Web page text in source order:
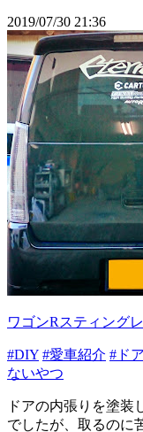
2019/07/30 21:36
ワゴンRスティング
#DIY #愛車紹介 #ド
ないやつ
ドアの内張りを塗装
でしたが、取るのに